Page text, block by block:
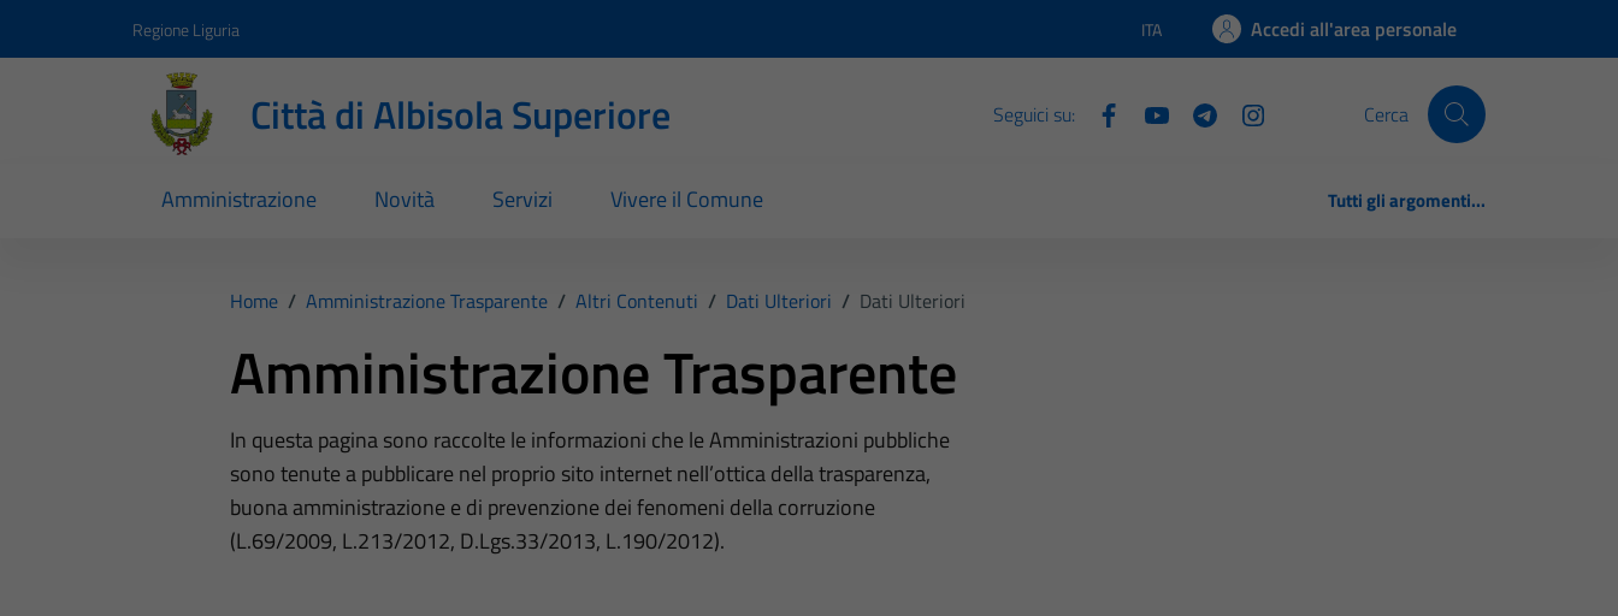
Regione Liguria Lingua attiva:
ITA Accedi all'area personale
Città di Albisola Superiore Seguici su: Cerca
Amministrazione Novità Servizi Vivere il Comune Tutti gli argomenti...
Home / Amministrazione Trasparente / Altri Contenuti / Dati Ulteriori / Dati Ulteriori
Amministrazione Trasparente
In questa pagina sono raccolte le informazioni che le Amministrazioni pubbliche
sono tenute a pubblicare nel proprio sito internet nell’ottica della trasparenza,
buona amministrazione e di prevenzione dei fenomeni della corruzione
(L.69/2009, L.213/2012, D.Lgs.33/2013, L.190/2012).